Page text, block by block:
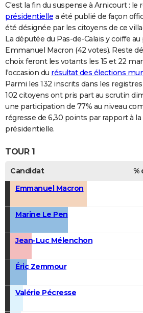
C'est la fin du suspense à Arnicourt : le
présidentielle a été publié de façon
été désignée par les citoyens de ce
La députée du Pas-de-Calais y coiffe au
Emmanuel Macron (42 votes). Reste
choix feront les votants les 15 et 22
l'occasion du résultat des élections
Parmi les 132 inscrits dans les
102 citoyens ont pris part au scrutin
une participation de 77% au niveau
régresse de 6,30 points par rapport à
présidentielle.
TOUR 1
Candidat %
Emmanuel Macron
Marine Le Pen
Jean-Luc Mélenchon
Éric Zemmour
Valérie Pécresse